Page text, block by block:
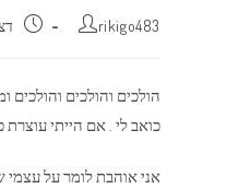
מחבר:
rikigo483
הולכים והולכים
כואב לי . אם הייתי עוצרת
אני אוהבת לומר על